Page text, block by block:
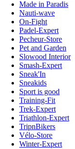
Made in Paradis
Nauti-wave
On-Fight
Padel-Expert
Pecheur-Store
Pet and Garden
Slowood Interior
Smash-Expert
Sneak'In
Sneakids
Sport is good
Training-Fit
Trek-Expert
Triathlon-Expert
TripnBikers
Vélo-Store
Winter-Expert